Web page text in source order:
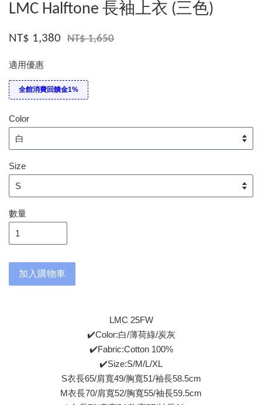
LMC Halftone 長袖上衣 (三色)
NT$ 1,380 NT$ 1,650
適用優惠
全館消費回饋金1%
Color
Size
數量
加入購物車
LMC 25FW
✔️Color:白/薄荷綠/炭灰
✔️Fabric:Cotton 100%
✔️Size:S/M/L/XL
S衣長65/肩寬49/胸寬51/袖長58.5cm
M衣長70/肩寬52/胸寬55/袖長59.5cm